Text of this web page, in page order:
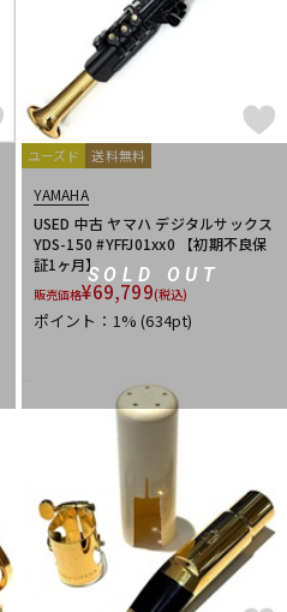
SOLD OUT
ユーズド 送料無料
YAMAHA
USED 中古 ヤマハ デジタルサックス
YDS-150 #YFFJ01xx0 【初期不良保
証1ヶ月】
販売価格¥69,799(税込)
ポイント：1%(634pt)